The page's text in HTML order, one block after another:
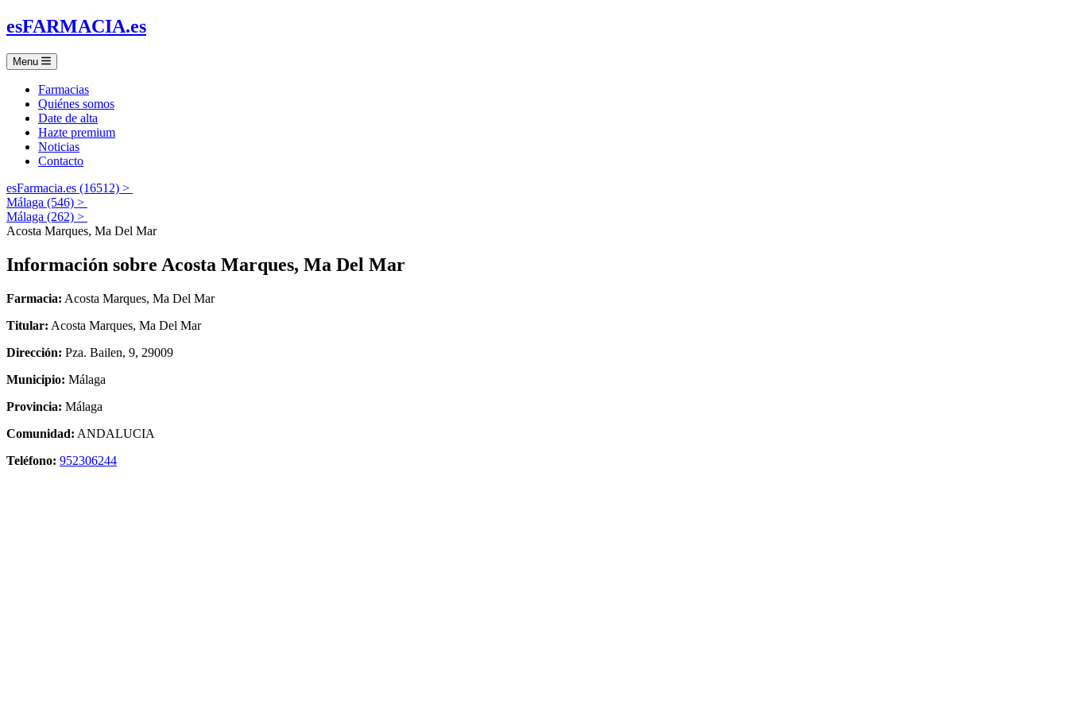
esFARMACIA.es
Menu
Farmacias
Quiénes somos
Date de alta
Hazte premium
Noticias
Contacto
esFarmacia.es (16512) >
Málaga (546) >
Málaga (262) >
Acosta Marques, Ma Del Mar
Información sobre Acosta Marques, Ma Del Mar
Farmacia: Acosta Marques, Ma Del Mar
Titular: Acosta Marques, Ma Del Mar
Dirección: Pza. Bailen, 9, 29009
Municipio: Málaga
Provincia: Málaga
Comunidad: ANDALUCIA
Teléfono: 952306244